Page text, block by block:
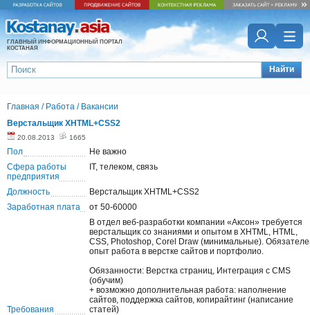
ГЛАВНЫЙ ИНФОРМАЦИОННЫЙ ПОРТАЛ
КОСТАНАЯ
Найти
Главная / Работа / Вакансии
Верстальщик XHTML+CSS2
20.08.2013 1665
Пол
Не важно
Сфера работы
предприятия
IT, телеком, связь
Должность
Верстальщик XHTML+CSS2
Заработная плата
от 50-60000
Требования
В отдел веб-разработки компании «Aксон» требуется
верстальщик со знаниями и опытом в XHTML, HTML,
CSS, Photoshop, Corel Draw (минимальные).
опыт работа в верстке сайтов и портфолио.
Обязанности: Верстка страниц, Интеграция с CMS
(обучим)
+ возможно дополнительная работа: наполнение
сайтов, поддержка сайтов, копирайтинг (написание
статей)